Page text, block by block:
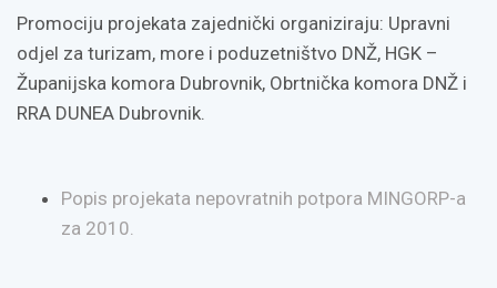
Promociju projekata zajednički organiziraju: Upravni
odjel za turizam, more i poduzetništvo DNŽ, HGK –
Županijska komora Dubrovnik, Obrtnička komora DNŽ i
RRA DUNEA Dubrovnik.
Popis projekata nepovratnih potpora MINGORP-a
za 2010.